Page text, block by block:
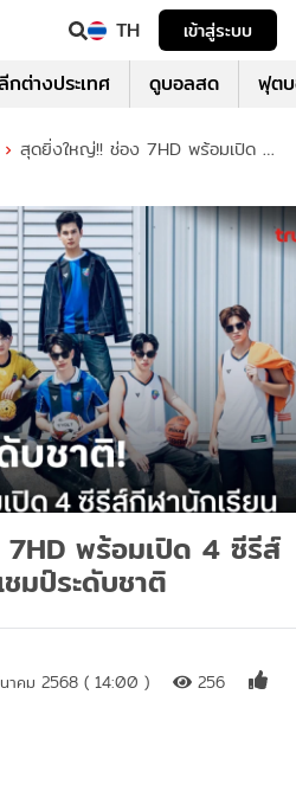
TH เข้าสู่ระบบ
ต่างประเทศ ดูบอลสด ฟุต
สุดยิ่งใหญ่!! ช่อง 7HD พร้อมเปิด 4
ติ
พร้อมเปิด 4 ซีรีส์
มป์ระดับชาติ
าคม 2568 ( 14:00 ) 256